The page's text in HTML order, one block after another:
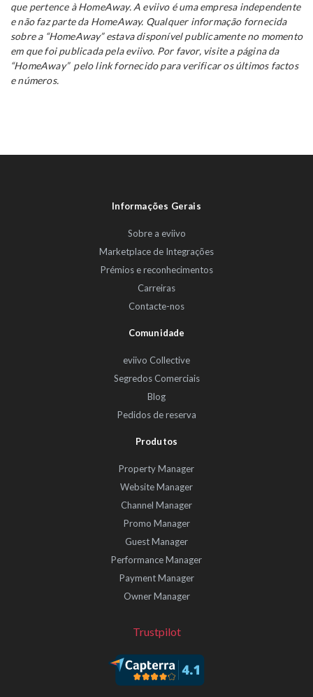
que pertence à HomeAway. A eviivo é uma empresa independente
e não faz parte da HomeAway. Qualquer informação fornecida
sobre a “HomeAway” estava disponível publicamente no momento
em que foi publicada pela eviivo. Por favor, visite a página da
“HomeAway” pelo link fornecido para verificar os últimos factos
e números.
Informações Gerais
Sobre a eviivo
Marketplace de Integrações
Prémios e reconhecimentos
Carreiras
Contacte-nos
Comunidade
eviivo Collective
Segredos Comerciais
Blog
Pedidos de reserva
Produtos
Property Manager
Website Manager
Channel Manager
Promo Manager
Guest Manager
Performance Manager
Payment Manager
Owner Manager
Trustpilot